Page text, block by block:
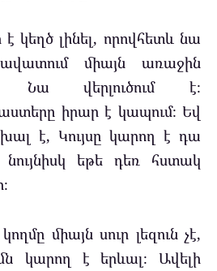
կեղծ լինել, որովհետև նա
միայն առաջին
Նա վերլուծում է։
իրար է կապում։ Եվ
է, Կույսը կարող է դա
եթե դեռ հստակ
միայն սուր լեզուն չէ,
կարող է երևալ։ Ավելի